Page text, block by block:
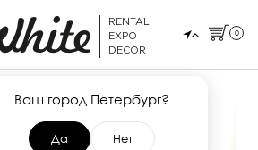
RENTAL
EXPO
DECOR
Ваш город Петербург?
Да Нет
0